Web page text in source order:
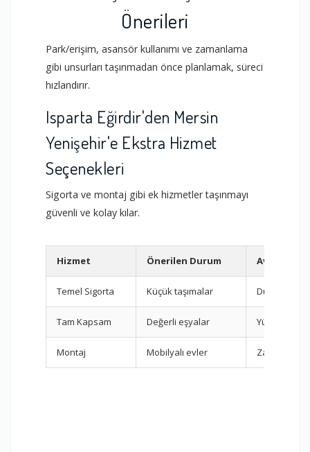
Önerileri
Park/erişim, asansör kullanımı ve zamanlama
gibi unsurları taşınmadan önce planlamak, süreci
hızlandırır.
Isparta Eğirdir'den Mersin
Yenişehir'e Ekstra Hizmet
Seçenekleri
Sigorta ve montaj gibi ek hizmetler taşınmayı
güvenli ve kolay kılar.
Hizmet Önerilen Durum Avantaj
Temel Sigorta Küçük taşımalar Düşük
Tam Kapsam Değerli eşyalar Yüksek
Montaj Mobilyalı evler Zaman